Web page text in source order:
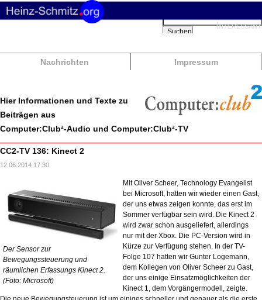
Suchbegriffe
Suchen
Nachrichten Impressum
Hier Informationen und Texte zu
Beiträgen aus
Computer:Club²-Audio und Computer:Club²-TV
CC2-TV 136: Kinect 2
12.06.2014 17:30
Der Sensor zur
Bewegungssteuerung und
räumlichen Erfassungs Kinect 2.
(Foto: Microsoft)
Mit Oliver Scheer, Technology Evangelist
bei Microsoft, hatten wir wieder einen Gast,
der uns etwas zeigen konnte, das erst im
Sommer verfügbar sein wird. Die Kinect 2
wird zwar schon ausgeliefert, allerdings
nur mit der Xbox. Die PC-Version wird in
Kürze zur Verfügung stehen. In der TV-
Folge 107 hatten wir Gunter Logemann,
dem Kollegen von Oliver Scheer zu Gast,
der uns einige Einsatzmöglichkeiten der
Kinect 1, dem Vorgängermodell, zeigte.